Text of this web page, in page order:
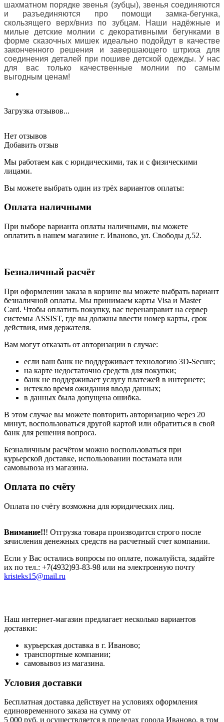
шахматном порядке звенья (зубцы), звенья соединяются
и разъединяются про помощи замка-бегунка,
скользящего верх/вниз по зубцам. Наши надёжные и
милые детские молнии с декоративными бегунками в
форме сказочных мишек идеально подойдут в качестве
законченного решения и завершающего штриха для
соединения деталей при пошиве детской одежды. У нас
для вас только качественные молнии по самым
выгодным ценам!
Загрузка отзывов...
Нет отзывов
Добавить отзыв
Мы работаем как с юридическими, так и с физическими
лицами.
Вы можете выбрать один из трёх вариантов оплаты:
Оплата наличными
При выборе варианта оплаты наличными, вы можете
оплатить в нашем магазине г. Иваново, ул. Свободы д.52.
Безналичный расчёт
При оформлении заказа в корзине вы можете выбрать вариант
безналичной оплаты. Мы принимаем карты Visa и Master
Card. Чтобы оплатить покупку, вас перенаправит на сервер
системы ASSIST, где вы должны ввести номер карты, срок
действия, имя держателя.
Вам могут отказать от авторизации в случае:
если ваш банк не поддерживает технологию 3D-Secure;
на карте недостаточно средств для покупки;
банк не поддерживает услугу платежей в интернете;
истекло время ожидания ввода данных;
в данных была допущена ошибка.
В этом случае вы можете повторить авторизацию через 20
минут, воспользоваться другой картой или обратиться в свой
банк для решения вопроса.
Безналичным расчётом можно воспользоваться при
курьерской доставке, использовании постамата или
самовывоза из магазина.
Оплата по счёту
Оплата по счёту возможна для юридических лиц.
Внимание!!! Отгрузка товара производится строго после
зачисления денежных средств на расчетный счет компании.
Если у Вас остались вопросы по оплате, пожалуйста, задайте
их по тел.: +7(4932)93-83-98 или на электронную почту
kristeks15@mail.ru
Наш интернет-магазин предлагает несколько вариантов
доставки:
курьерская доставка в г. Иваново;
транспортные компании;
самовывоз из магазина.
Условия доставки
Бесплатная доставка действует на условиях оформления
единовременного заказа на сумму от
5 000 руб. и осуществляется в пределах города Иваново, в том